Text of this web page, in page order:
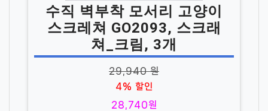
수직 벽부착 모서리 고양이
스크레쳐 GO2093, 스크래
쳐_크림, 3개
29,940 원
4% 할인
28,740원